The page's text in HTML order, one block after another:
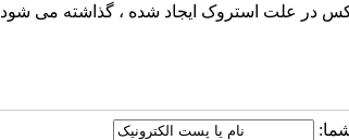
در علت استروک ایجاد شده ، گذاشته می شود